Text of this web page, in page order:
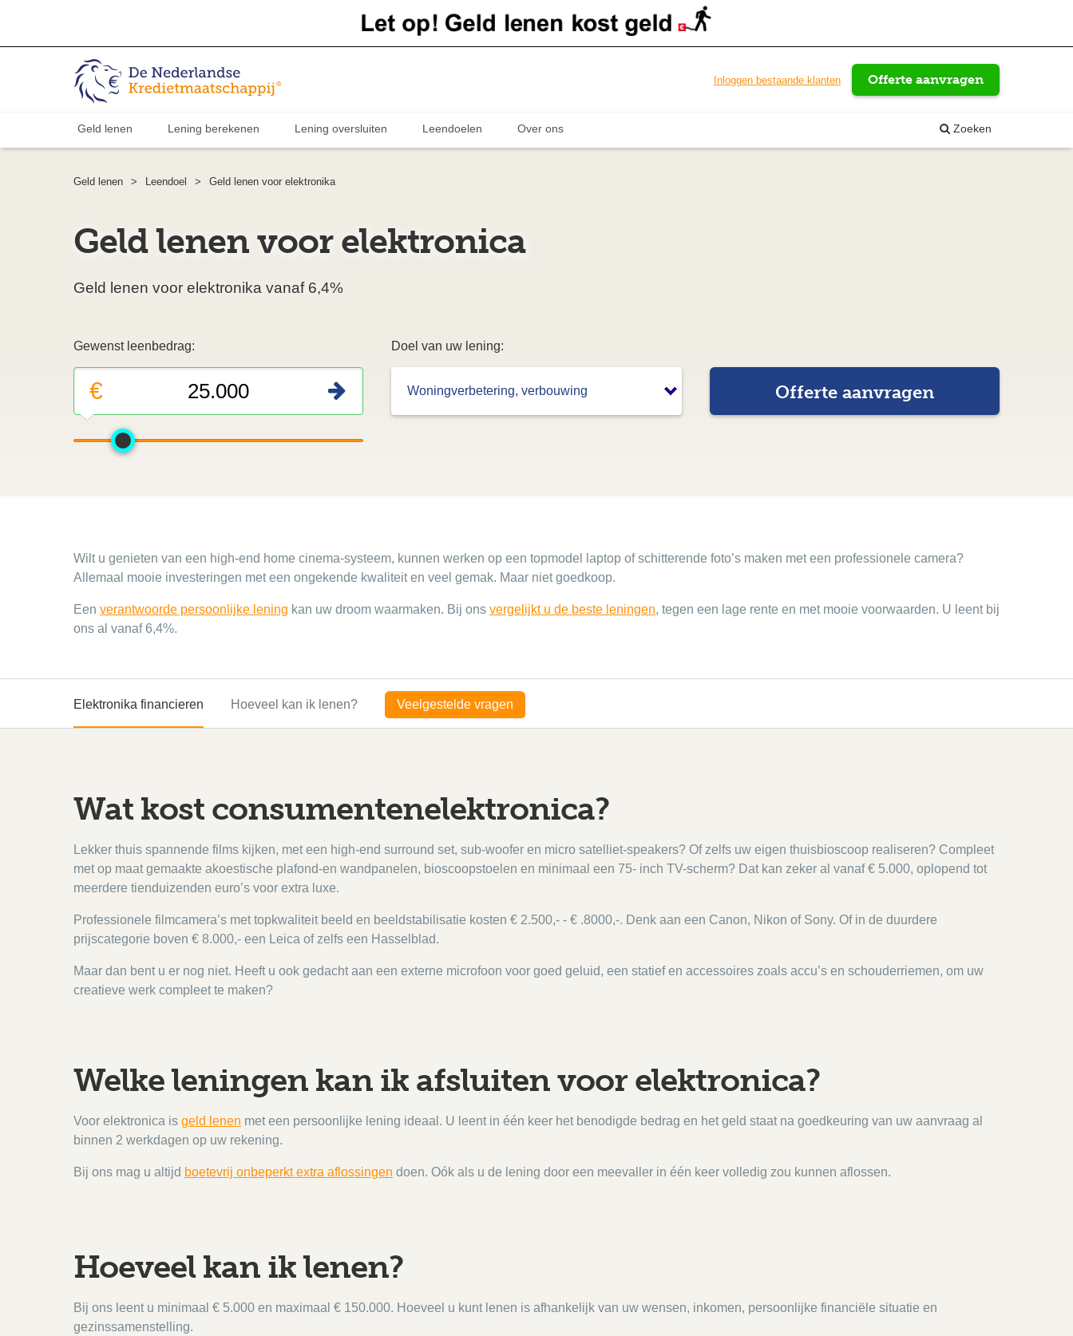
Inloggen bestaande klanten Offerte aanvragen
Zoeken
Geld lenen Lening berekenen Lening oversluiten Leendoelen Over ons
Geld lenen > Leendoel > Geld lenen voor elektronika
Geld lenen voor elektronica
Geld lenen voor elektronika vanaf 6,4%
Gewenst leenbedrag:
€
Doel van uw lening:
Wilt u genieten van een high-end home cinema-systeem, kunnen werken op een topmodel laptop of schitterende foto’s maken met een professionele camera?
Allemaal mooie investeringen met een ongekende kwaliteit en veel gemak. Maar niet goedkoop.
Een verantwoorde persoonlijke lening kan uw droom waarmaken. Bij ons vergelijkt u de beste leningen, tegen een lage rente en met mooie voorwaarden. U leent bij
ons al vanaf 6,4%.
Elektronika financieren Hoeveel kan ik lenen? Veelgestelde vragen
Wat kost consumentenelektronica?
Lekker thuis spannende films kijken, met een high-end surround set, sub-woofer en micro satelliet-speakers? Of zelfs uw eigen thuisbioscoop realiseren? Compleet
met op maat gemaakte akoestische plafond-en wandpanelen, bioscoopstoelen en minimaal een 75- inch TV-scherm? Dat kan zeker al vanaf € 5.000, oplopend tot
meerdere tienduizenden euro’s voor extra luxe.
Professionele filmcamera’s met topkwaliteit beeld en beeldstabilisatie kosten € 2.500,- - € .8000,-. Denk aan een Canon, Nikon of Sony. Of in de duurdere
prijscategorie boven € 8.000,- een Leica of zelfs een Hasselblad.
Maar dan bent u er nog niet. Heeft u ook gedacht aan een externe microfoon voor goed geluid, een statief en accessoires zoals accu’s en schouderriemen, om uw
creatieve werk compleet te maken?
Welke leningen kan ik afsluiten voor elektronica?
Voor elektronica is geld lenen met een persoonlijke lening ideaal. U leent in één keer het benodigde bedrag en het geld staat na goedkeuring van uw aanvraag al
binnen 2 werkdagen op uw rekening.
Bij ons mag u altijd boetevrij onbeperkt extra aflossingen doen. Oók als u de lening door een meevaller in één keer volledig zou kunnen aflossen.
Hoeveel kan ik lenen?
Bij ons leent u minimaal € 5.000 en maximaal € 150.000. Hoeveel u kunt lenen is afhankelijk van uw wensen, inkomen, persoonlijke financiële situatie en
gezinssamenstelling.